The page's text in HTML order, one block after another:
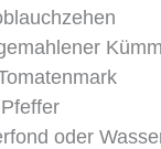
oder